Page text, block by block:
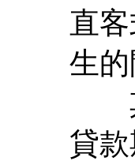
直
生
其
貸